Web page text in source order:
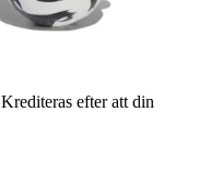
Krediteras efter att din